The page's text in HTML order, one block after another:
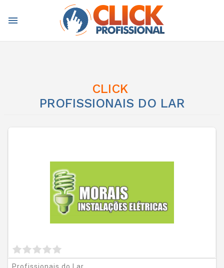
menu
CLICK
PROFISSIONAIS DO LAR